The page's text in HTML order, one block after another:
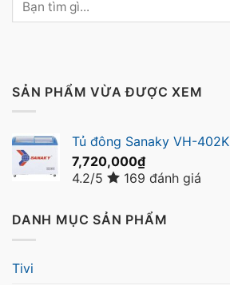
SẢN PHẨM VỪA ĐƯỢC XEM
Tủ đông Sanaky VH-402K
7,720,000₫
4.2/5
169 đánh giá
DANH MỤC SẢN PHẨM
Tivi